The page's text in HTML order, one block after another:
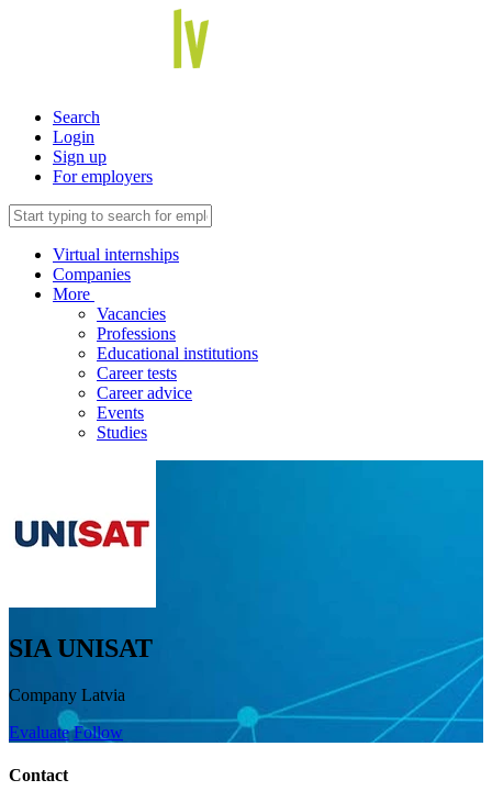
Search
Login
Sign up
For employers
Virtual internships
Companies
More
Vacancies
Professions
Educational institutions
Career tests
Career advice
Events
Studies
SIA UNISAT
Company Latvia
Evaluate Follow
Contact